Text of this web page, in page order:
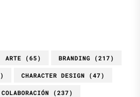
ARTE (65) BRANDING (217)
CHARACTER DESIGN (47)
COLABORACIÓN (237)